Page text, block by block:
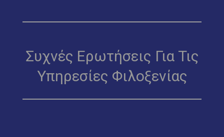
Συχνές Ερωτήσεις Για Τις
Υπηρεσίες Φιλοξενίας